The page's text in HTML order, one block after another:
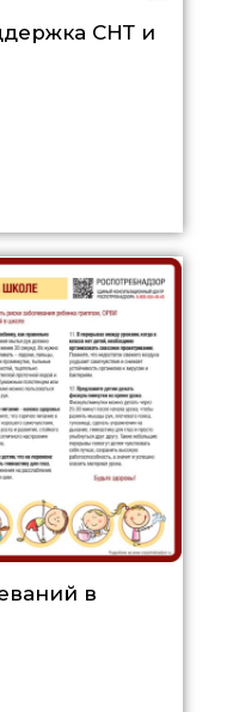
СНТ и
в